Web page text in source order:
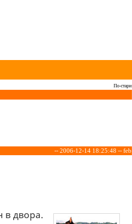
По-стари
-- 2006-12-14 18:25:48 -- feb
в двора.